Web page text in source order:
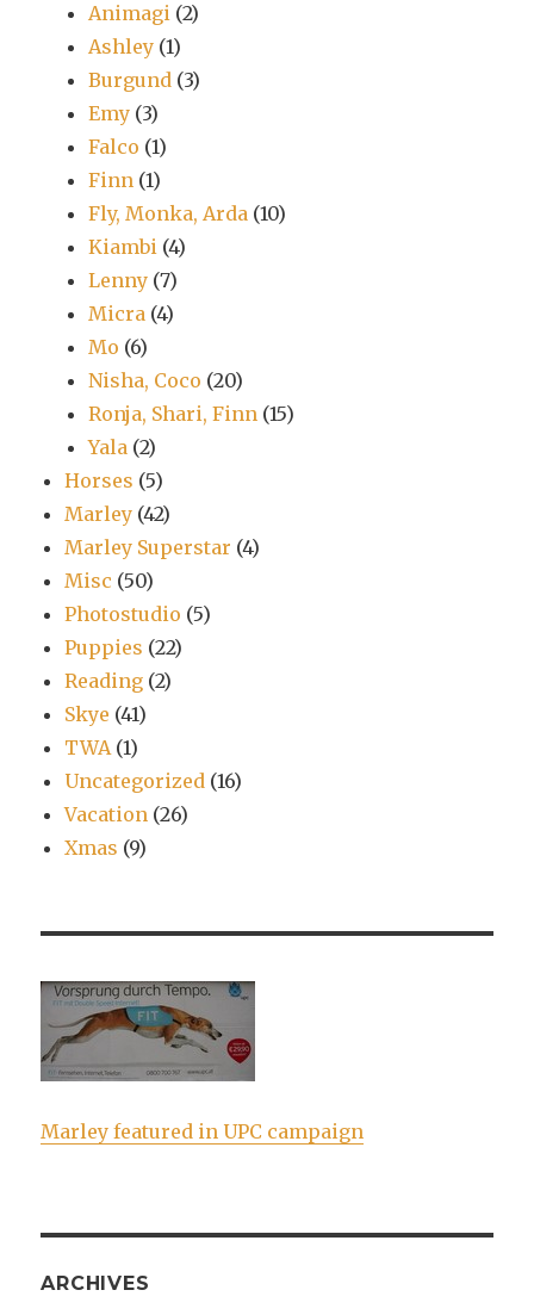
Animagi (2)
Ashley (1)
Burgund (3)
Emy (3)
Falco (1)
Finn (1)
Fly, Monka, Arda (10)
Kiambi (4)
Lenny (7)
Micra (4)
Mo (6)
Nisha, Coco (20)
Ronja, Shari, Finn (15)
Yala (2)
Horses (5)
Marley (42)
Marley Superstar (4)
Misc (50)
Photostudio (5)
Puppies (22)
Reading (2)
Skye (41)
TWA(1)
Uncategorized (16)
Vacation (26)
Xmas (9)
Marley featured in UPC campaign
ARCHIVES